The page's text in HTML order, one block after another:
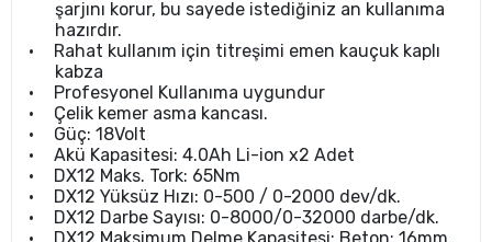
şarjını korur, bu sayede istediğiniz an kullanıma
hazırdır.
•
Rahat kullanım için titreşimi emen kauçuk kaplı
kabza
•
Profesyonel Kullanıma uygundur
•
Çelik kemer asma kancası.
•
Güç: 18Volt
•
Akü Kapasitesi: 4.0Ah Li-ion x2 Adet
•
DX12 Maks. Tork: 65Nm
•
DX12 Yüksüz Hızı: 0-500 / 0-2000 dev/dk.
•
DX12 Darbe Sayısı: 0-8000/0-32000 darbe/dk.